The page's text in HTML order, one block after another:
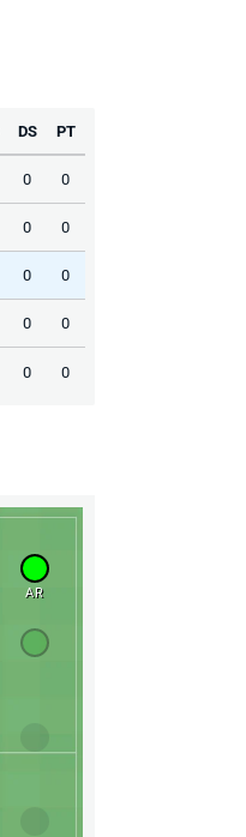
DS PT
0 0
0 0
0 0
0 0
0 0
AR